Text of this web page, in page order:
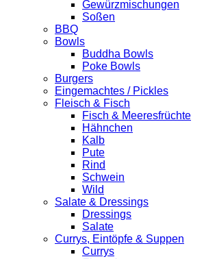
Gewürzmischungen
Soßen
BBQ
Bowls
Buddha Bowls
Poke Bowls
Burgers
Eingemachtes / Pickles
Fleisch & Fisch
Fisch & Meeresfrüchte
Hähnchen
Kalb
Pute
Rind
Schwein
Wild
Salate & Dressings
Dressings
Salate
Currys, Eintöpfe & Suppen
Currys